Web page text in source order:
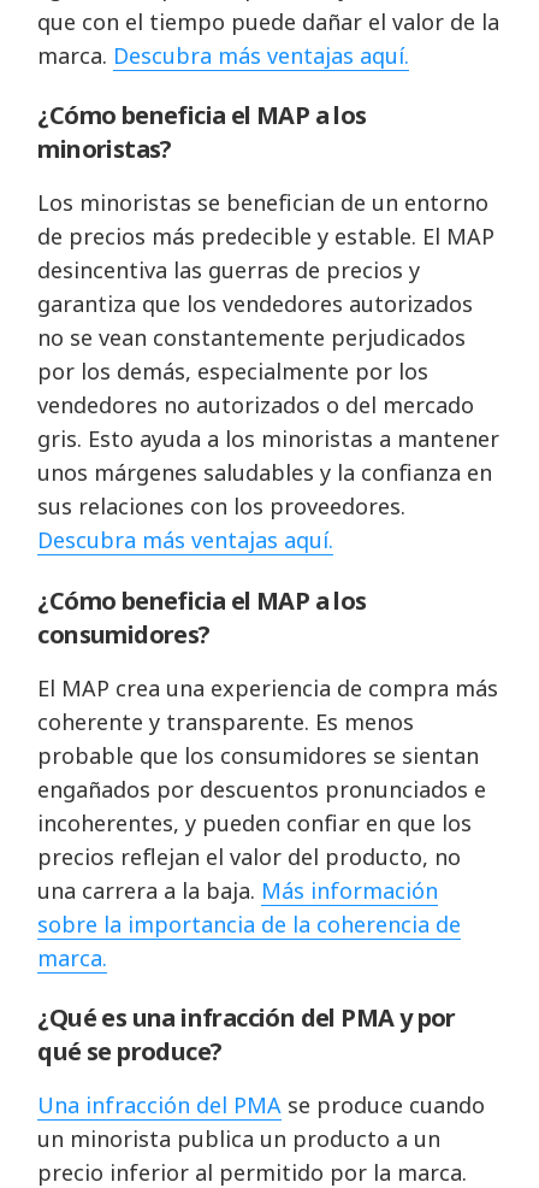
que con el tiempo puede dañar el valor de la
marca. Descubra más ventajas aquí.
¿Cómo beneficia el MAP a los
minoristas?
Los minoristas se benefician de un entorno
de precios más predecible y estable. El MAP
desincentiva las guerras de precios y
garantiza que los vendedores autorizados
no se vean constantemente perjudicados
por los demás, especialmente por los
vendedores no autorizados o del mercado
gris. Esto ayuda a los minoristas a mantener
unos márgenes saludables y la confianza en
sus relaciones con los proveedores.
Descubra más ventajas aquí.
¿Cómo beneficia el MAP a los
consumidores?
El MAP crea una experiencia de compra más
coherente y transparente. Es menos
probable que los consumidores se sientan
engañados por descuentos pronunciados e
incoherentes, y pueden confiar en que los
precios reflejan el valor del producto, no
una carrera a la baja. Más información
sobre la importancia de la coherencia de
marca.
¿Qué es una infracción del PMA y por
qué se produce?
Una infracción del PMA se produce cuando
un minorista publica un producto a un
precio inferior al permitido por la marca.